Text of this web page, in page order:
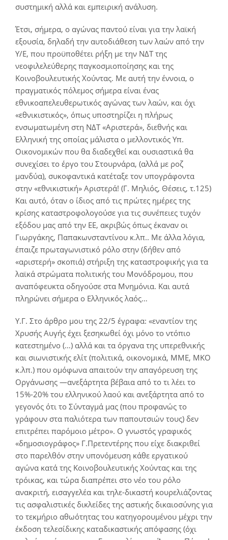
συστημική αλλά και εμπειρική ανάλυση.
Έτσι, σήμερα, ο αγώνας παντού είναι για την λαϊκή
εξουσία, δηλαδή την αυτοδιάθεση των λαών από την
Υ/Ε, που προϋποθέτει ρήξη με την ΝΔΤ της
νεοφιλελεύθερης παγκοσμιοποίησης και της
Κοινοβουλευτικής Χούντας. Με αυτή την έννοια, ο
πραγματικός πόλεμος σήμερα είναι ένας
εθνικοαπελευθερωτικός αγώνας των λαών, και όχι
«εθνικιστικός», όπως υποστηρίζει η πλήρως
ενσωματωμένη στη ΝΔΤ «Αριστερά», διεθνής και
Ελληνική της οποίας μάλιστα ο μελλοντικός Υπ.
Οικονομικών που θα διαδεχθεί και ουσιαστικά θα
συνεχίσει το έργο του Στουρνάρα, (αλλά με ροζ
μανδύα), συκοφαντικά κατέταξε τον υπογράφοντα
στην «εθνικιστική» Αριστερά! (Γ. Μηλιός, Θέσεις, τ.125)
Και αυτό, όταν ο ίδιος από τις πρώτες ημέρες της
κρίσης καταστροφολογούσε για τις συνέπειες τυχόν
εξόδου μας από την ΕΕ, ακριβώς όπως έκαναν οι
Γιωργάκης, Παπακωνσταντίνου κ.λπ.. Με άλλα λόγια,
έπαιζε πρωταγωνιστικό ρόλο στην (δήθεν από
«αριστερή» σκοπιά) στήριξη της καταστροφικής για τα
λαϊκά στρώματα πολιτικής του Μονόδρομου, που
αναπόφευκτα οδηγούσε στα Μνημόνια. Και αυτά
πληρώνει σήμερα ο Ελληνικός λαός…
Υ.Γ. Στο άρθρο μου της 22/5 έγραφα: «εναντίον της
Χρυσής Αυγής έχει ξεσηκωθεί όχι μόνο το ντόπιο
κατεστημένο (…) αλλά και τα όργανα της υπερεθνικής
και σιωνιστικής ελίτ (πολιτικά, οικονομικά, ΜΜΕ, ΜΚΟ
κ.λπ.) που ομόφωνα απαιτούν την απαγόρευση της
Οργάνωσης ―ανεξάρτητα βέβαια από το τι λέει το
15%-20% του ελληνικού λαού και ανεξάρτητα από το
γεγονός ότι το Σύνταγμά μας (που προφανώς το
γράφουν στα παλιότερα των παπουτσιών τους) δεν
επιτρέπει παρόμοιο μέτρο». Ο γνωστός γραφικός
«δημοσιογράφος» Γ.Πρετεντέρης που είχε διακριθεί
στο παρελθόν στην υπονόμευση κάθε εργατικού
αγώνα κατά της Κοινοβουλευτικής Χούντας και της
τρόικας, και τώρα διαπρέπει στο νέο του ρόλο
ανακριτή, εισαγγελέα και τηλε-δικαστή κουρελιάζοντας
τις ασφαλιστικές δικλείδες της αστικής δικαιοσύνης για
το τεκμήριο αθωότητας του κατηγορουμένου μέχρι την
έκδοση τελεσίδικης καταδικαστικής απόφασης (όχι